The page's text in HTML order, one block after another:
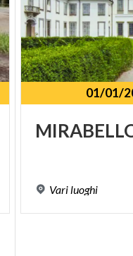
01/01/
Vari luoghi